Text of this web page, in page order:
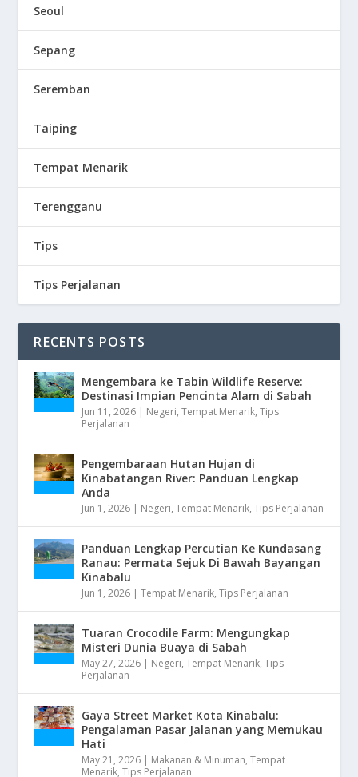
Seoul
Sepang
Seremban
Taiping
Tempat Menarik
Terengganu
Tips
Tips Perjalanan
RECENTS POSTS
Mengembara ke Tabin Wildlife Reserve:
Destinasi Impian Pencinta Alam di Sabah
Jun 11, 2026 | Negeri,Tempat Menarik,Tips
Perjalanan
Pengembaraan Hutan Hujan di
Kinabatangan River: Panduan Lengkap
Anda
Jun 1, 2026 | Negeri,Tempat Menarik,Tips Perjalanan
Panduan Lengkap Percutian Ke Kundasang
Ranau: Permata Sejuk Di Bawah Bayangan
Kinabalu
Jun 1, 2026 |Tempat Menarik,Tips Perjalanan
Tuaran Crocodile Farm: Mengungkap
Misteri Dunia Buaya di Sabah
May 27, 2026 | Negeri,Tempat Menarik,Tips
Perjalanan
Gaya Street Market Kota Kinabalu:
Pengalaman Pasar Jalanan yang Memukau
Hati
May 21, 2026 | Makanan & Minuman,Tempat
Menarik,Tips Perjalanan